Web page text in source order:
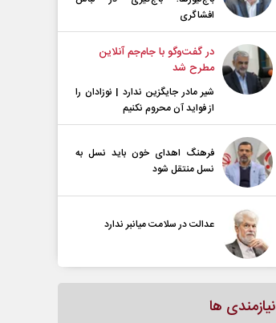
افشاگری
در گفت‌و‌گو با جام‌جم آنلاین
مطرح شد
شیر مادر جایگزین ندارد | نوزادان را
از فواید آن محروم نکنیم
فرهنگ اهدای خون باید نسل به
نسل منتقل شود
عدالت در سلامت میانبر ندارد
نیازمندی ها